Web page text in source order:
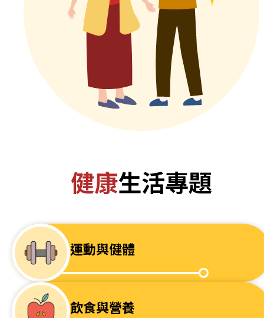
健康生活專題
運動與健體
飲食與營養